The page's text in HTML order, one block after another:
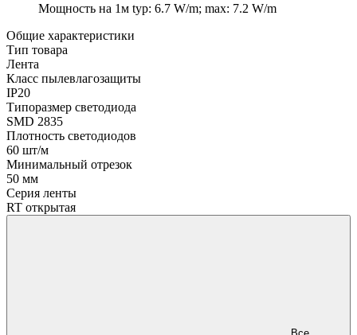
Мощность на 1м typ: 6.7 W/m; max: 7.2 W/m
Общие характеристики
Тип товара
Лента
Класс пылевлагозащиты
IP20
Типоразмер светодиода
SMD 2835
Плотность светодиодов
60 шт/м
Минимальный отрезок
50 мм
Серия ленты
RT открытая